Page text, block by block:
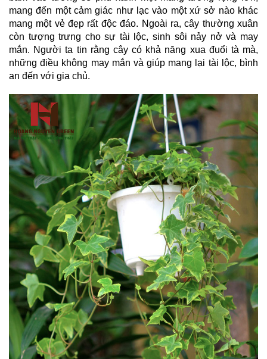
mang đến một cảm giác như lạc vào một xứ sở nào khác
mang một vẻ đẹp rất độc đáo. Ngoài ra, cây thường xuân
còn tượng trưng cho sự tài lộc, sinh sôi nảy nở và may
mắn. Người ta tin rằng cây có khả năng xua đuổi tà mà,
những điều không may mắn và giúp mang lại tài lộc, bình
an đến với gia chủ.